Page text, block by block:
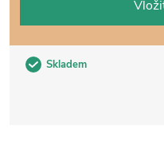
Skladem